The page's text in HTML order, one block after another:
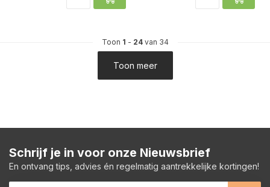
Toon 1 - 24van 34
Toon meer
Schrijf je in voor onze Nieuwsbrief
En ontvang tips, advies én regelmatig aantrekkelijke kortingen!